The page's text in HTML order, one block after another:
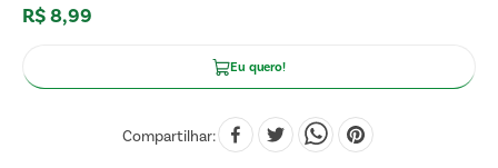
R$8,99
Eu quero!
Compartilhar